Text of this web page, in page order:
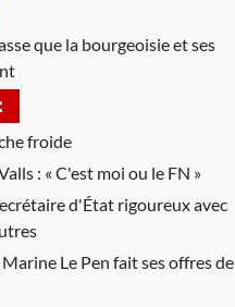
que la bourgeoisie et ses
froide
: « C'est moi ou le FN »
d'État rigoureux avec
Marine Le Pen fait ses offres de